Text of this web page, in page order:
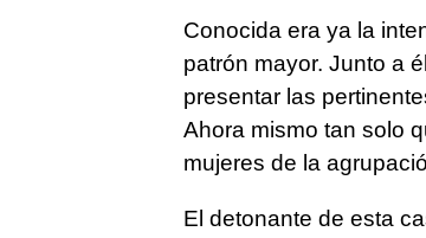
Conocida era ya la
patrón mayor. Junto a
presentar las
Ahora mismo tan solo
mujeres de la
El detonante de esta